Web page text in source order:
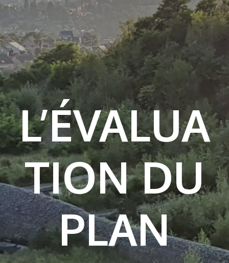
L’ÉVALUA
TION DU
PLAN